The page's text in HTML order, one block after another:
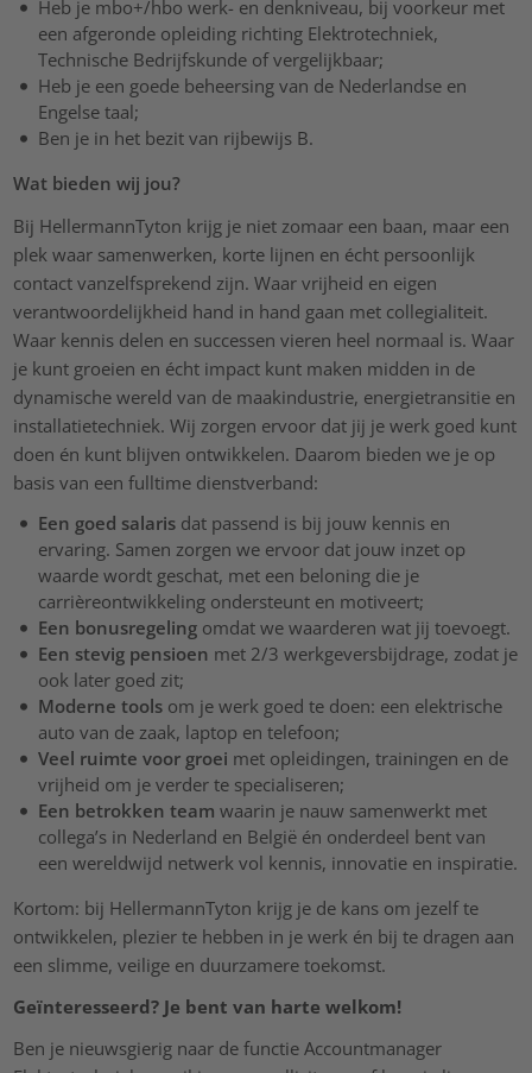
Heb je mbo+/hbo werk- en denkniveau, bij voorkeur met
een afgeronde opleiding richting Elektrotechniek,
Technische Bedrijfskunde of vergelijkbaar;
Heb je een goede beheersing van de Nederlandse en
Engelse taal;
Ben je in het bezit van rijbewijs B.
Wat bieden wij jou?
Bij HellermannTyton krijg je niet zomaar een baan, maar een
plek waar samenwerken, korte lijnen en écht persoonlijk
contact vanzelfsprekend zijn. Waar vrijheid en eigen
verantwoordelijkheid hand in hand gaan met collegialiteit.
Waar kennis delen en successen vieren heel normaal is. Waar
je kunt groeien en écht impact kunt maken midden in de
dynamische wereld van de maakindustrie, energietransitie en
installatietechniek. Wij zorgen ervoor dat jij je werk goed kunt
doen én kunt blijven ontwikkelen. Daarom bieden we je op
basis van een fulltime dienstverband:
Een goed salarisdat passend is bij jouw kennis en
ervaring. Samen zorgen we ervoor dat jouw inzet op
waarde wordt geschat, met een beloning die je
carrièreontwikkeling ondersteunt en motiveert;
Een bonusregelingomdat we waarderen wat jij toevoegt.
Een stevig pensioen met 2/3 werkgeversbijdrage, zodat je
ook later goed zit;
Moderne toolsom je werk goed te doen: een elektrische
auto van de zaak, laptop en telefoon;
Veel ruimte voor groei met opleidingen, trainingen en de
vrijheid om je verder te specialiseren;
Een betrokken team waarin je nauw samenwerkt met
collega’s in Nederland en België én onderdeel bent van
een wereldwijd netwerk vol kennis, innovatie en inspiratie.
Kortom: bij HellermannTyton krijg je de kans om jezelf te
ontwikkelen, plezier te hebben in je werk én bij te dragen aan
een slimme, veilige en duurzamere toekomst.
Geïnteresseerd? Je bent van harte welkom!
Ben je nieuwsgierig naar de functie Accountmanager